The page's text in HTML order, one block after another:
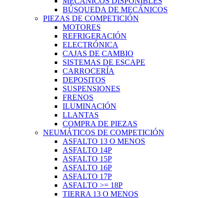
BÚSQUEDA DE MECÁNICOS
PIEZAS DE COMPETICIÓN
MOTORES
REFRIGERACIÓN
ELECTRÓNICA
CAJAS DE CAMBIO
SISTEMAS DE ESCAPE
CARROCERÍA
DEPOSITOS
SUSPENSIONES
FRENOS
ILUMINACIÓN
LLANTAS
COMPRA DE PIEZAS
NEUMÁTICOS DE COMPETICIÓN
ASFALTO 13 O MENOS
ASFALTO 14P
ASFALTO 15P
ASFALTO 16P
ASFALTO 17P
ASFALTO >= 18P
TIERRA 13 O MENOS